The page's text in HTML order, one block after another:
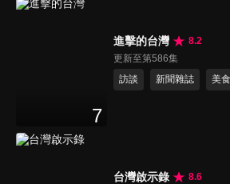
7
進擊的台灣
8.2
更新至第586集
訪談
新聞雜誌 美食
台灣啟示錄
8.6